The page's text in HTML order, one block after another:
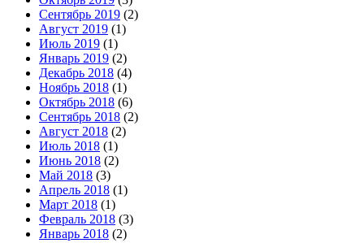
Сентябрь 2019 (2)
Август 2019 (1)
Июль 2019 (1)
Январь 2019 (2)
Декабрь 2018 (4)
Ноябрь 2018 (1)
Октябрь 2018 (6)
Сентябрь 2018 (2)
Август 2018 (2)
Июль 2018 (1)
Июнь 2018 (2)
Май 2018 (3)
Апрель 2018 (1)
Март 2018 (1)
Февраль 2018 (3)
Январь 2018 (2)